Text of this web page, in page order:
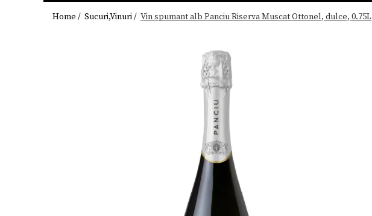
Home / Sucuri,Vinuri / Vin spumant alb Panciu Riserva Muscat Ottonel, dulce, 0.75L